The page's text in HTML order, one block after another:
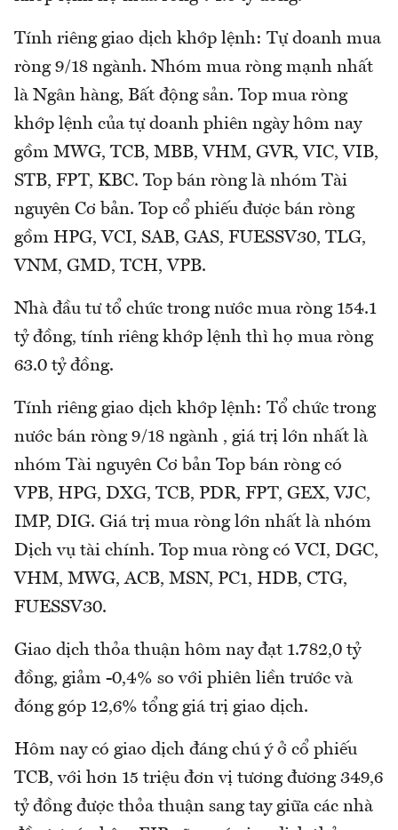
Tính riêng giao dịch khớp lệnh: Tự doanh mua
ròng 9/18 ngành. Nhóm mua ròng mạnh nhất
là Ngân hàng, Bất động sản. Top mua ròng
khớp lệnh của tự doanh phiên ngày hôm nay
gồm MWG, TCB, MBB, VHM, GVR, VIC, VIB,
STB, FPT, KBC. Top bán ròng là nhóm Tài
nguyên Cơ bản. Top cổ phiếu được bán ròng
gồm HPG, VCI, SAB, GAS, FUESSV30, TLG,
VNM, GMD, TCH, VPB.
Nhà đầu tư tổ chức trong nước mua ròng 154.1
tỷ đồng, tính riêng khớp lệnh thì họ mua ròng
63.0 tỷ đồng.
Tính riêng giao dịch khớp lệnh: Tổ chức trong
nước bán ròng 9/18 ngành , giá trị lớn nhất là
nhóm Tài nguyên Cơ bản Top bán ròng có
VPB, HPG, DXG, TCB, PDR, FPT, GEX, VJC,
IMP, DIG. Giá trị mua ròng lớn nhất là nhóm
Dịch vụ tài chính. Top mua ròng có VCI, DGC,
VHM, MWG, ACB, MSN, PC1, HDB, CTG,
FUESSV30.
Giao dịch thỏa thuận hôm nay đạt 1.782,0 tỷ
đồng, giảm -0,4% so với phiên liền trước và
đóng góp 12,6% tổng giá trị giao dịch.
Hôm nay có giao dịch đáng chú ý ở cổ phiếu
TCB, với hơn 15 triệu đơn vị tương đương 349,6
tỷ đồng được thỏa thuận sang tay giữa các nhà